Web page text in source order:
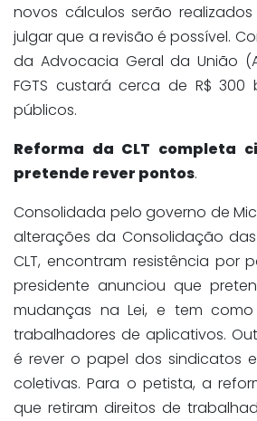
novos cálculos serão
julgar que a revisão é possível.
da Advocacia Geral da União
FGTS custará cerca de R$ 300
públicos.
Reforma da CLT completa
pretende rever pontos.
Consolidada pelo governo de
alterações da Consolidação
CLT, encontram resistência por
presidente anunciou que
mudanças na Lei, e tem
trabalhadores de aplicativos.
é rever o papel dos sindicatos
coletivas. Para o petista, a
que retiram direitos de